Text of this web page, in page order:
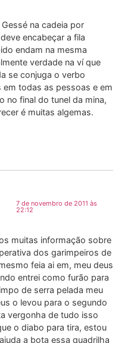
na cadeia por
encabeçar a fila
endam na mesma
verdade na ví que
se conjuga o verbo
todas as pessoas e em
no final do tunel da mina,
é muitas algemas.
7 de novembro de 2011 às
22:12
muitas informação sobre
dos garimpeiros de
feia ai em, meu deus
entrei como furão para
de serra pelada meu
o levou para o segundo
vergonha de tudo isso
o diabo para tira, estou
a bota essa quadrilha